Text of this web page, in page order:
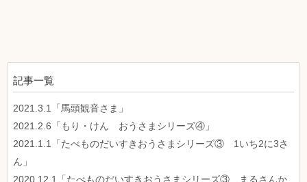
記事一覧
2021.3.1「馬頭観音さま」
2021.2.6「もり・けん おうさまシリーズ④」
2021.1.1「たべものだいすきおうさまシリーズ③ 1いち2に3さ
ん」
2020.12.1「たべものだいすきおうさまシリーズ③ まるさんか